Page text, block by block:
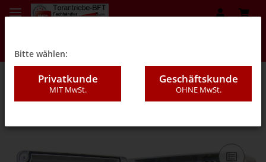
02 - Drehtorantriebe BFT
Bitte wählen:
Privatkunde
MIT MwSt.
Geschäftskunde
OHNE MwSt.